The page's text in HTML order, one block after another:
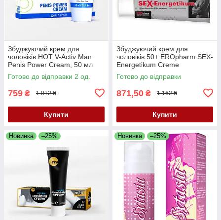
Збуджуючий крем для
чоловіків HOT V-Activ Man
Penis Power Cream, 50 мл
Готово до відправки 2 од.
759 ₴ 1 012 ₴
Купити
Збуджуючий крем для
чоловіків 50+ EROpharm SEX-
Energetikum Creme
Generation 50+, 40 мл
Готово до відправки
871,50 ₴ 1 162 ₴
Купити
Новинка –25% Новинка –25%